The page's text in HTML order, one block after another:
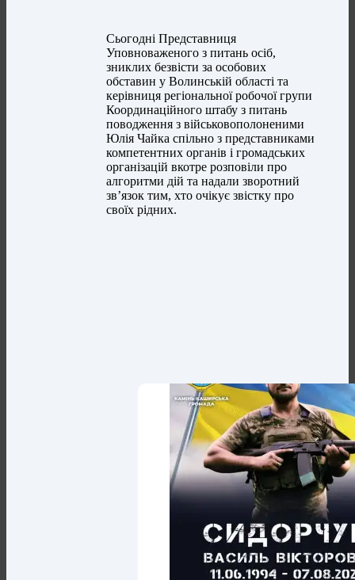
Сьогодні Представниця
Уповноваженого з питань осіб,
зниклих безвісти за особових
обставин у Волинській області та
керівниця регіональної робочої групи
Координаційного штабу з питань
поводження з військовополоненими
Юлія Чайка спільно з представниками
компетентних органів і громадських
організацій вкотре розповіли про
алгоритми дій та надали зворотний
зв’язок тим, хто очікує звістку про
своїх рідних.